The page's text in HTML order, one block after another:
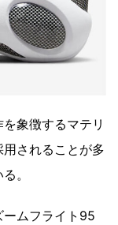
象徴するマテリ
されることが多
。
ームフライト95